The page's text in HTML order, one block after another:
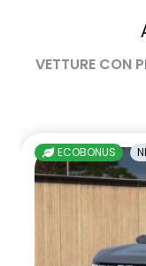
VETTURE CON
ECOBONUS